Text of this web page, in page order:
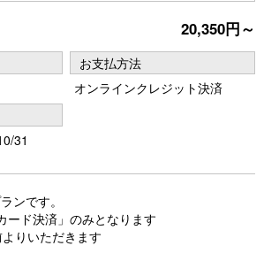
20,350円～
お支払方法
オンラインクレジット決済
31
ンです。
ード決済」のみとなります
りいただきます